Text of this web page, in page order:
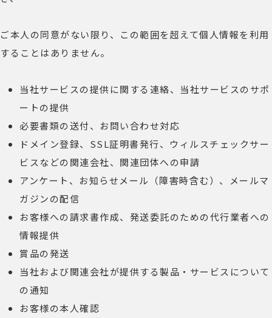
ご本人の同意がない限り、この範囲を超えて個人情報を利用
することはありません。
当社サービスの提供に関する連絡、当社サービスのサポ
ートの提供
必要書類の送付、お問い合わせ対応
ドメイン登録、SSL証明書発行、ウィルスチェックサー
ビスなどの関連会社、関連団体への申請
アンケート、お知らせメール（障害時含む）、メールマ
ガジンの配信
お客様への請求書作成、発送委託のための代行業者への
情報提供
賞品の発送
当社および関連会社が提供する製品・サービスについて
の通知
お客様の本人確認